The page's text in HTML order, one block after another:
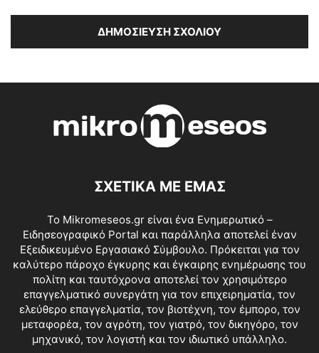
ΣΧΕΤΙΚΑ ΜΕ ΕΜΑΣ
Το Mikromeseos.gr είναι ένα Ενημερωτικό –
Ειδησεογραφικό Portal και παράλληλα αποτελεί έναν
Εξειδικευμένο Εργασιακό Σύμβουλο. Πρόκειται για τον
καλύτερο πάροχο έγκυρης και έγκαιρης ενημέρωσης του
πολίτη και ταυτόχρονα αποτελεί τον χρησιμότερο
επαγγελματικό συνεργάτη για τον επιχειρηματία, τον
ελεύθερο επαγγελματία, τον βιοτέχνη, τον έμπορο, τον
μεταφορέα, τον αγρότη, τον γιατρό, τον δικηγόρο, τον
μηχανικό, τον λογιστή και τον ιδιωτικό υπάλληλο.